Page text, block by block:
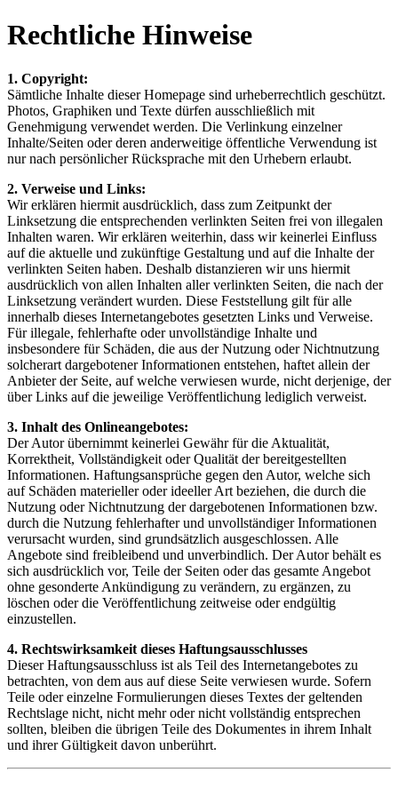
Rechtliche Hinweise
1. Copyright:
Sämtliche Inhalte dieser Homepage sind urheberrechtlich geschützt.
Photos, Graphiken und Texte dürfen ausschließlich mit
Genehmigung verwendet werden. Die Verlinkung einzelner
Inhalte/Seiten oder deren anderweitige öffentliche Verwendung ist
nur nach persönlicher Rücksprache mit den Urhebern erlaubt.
2. Verweise und Links:
Wir erklären hiermit ausdrücklich, dass zum Zeitpunkt der
Linksetzung die entsprechenden verlinkten Seiten frei von illegalen
Inhalten waren. Wir erklären weiterhin, dass wir keinerlei Einfluss
auf die aktuelle und zukünftige Gestaltung und auf die Inhalte der
verlinkten Seiten haben. Deshalb distanzieren wir uns hiermit
ausdrücklich von allen Inhalten aller verlinkten Seiten, die nach der
Linksetzung verändert wurden. Diese Feststellung gilt für alle
innerhalb dieses Internetangebotes gesetzten Links und Verweise.
Für illegale, fehlerhafte oder unvollständige Inhalte und
insbesondere für Schäden, die aus der Nutzung oder Nichtnutzung
solcherart dargebotener Informationen entstehen, haftet allein der
Anbieter der Seite, auf welche verwiesen wurde, nicht derjenige, der
über Links auf die jeweilige Veröffentlichung lediglich verweist.
3. Inhalt des Onlineangebotes:
Der Autor übernimmt keinerlei Gewähr für die Aktualität,
Korrektheit, Vollständigkeit oder Qualität der bereitgestellten
Informationen. Haftungsansprüche gegen den Autor, welche sich
auf Schäden materieller oder ideeller Art beziehen, die durch die
Nutzung oder Nichtnutzung der dargebotenen Informationen bzw.
durch die Nutzung fehlerhafter und unvollständiger Informationen
verursacht wurden, sind grundsätzlich ausgeschlossen. Alle
Angebote sind freibleibend und unverbindlich. Der Autor behält es
sich ausdrücklich vor, Teile der Seiten oder das gesamte Angebot
ohne gesonderte Ankündigung zu verändern, zu ergänzen, zu
löschen oder die Veröffentlichung zeitweise oder endgültig
einzustellen.
4. Rechtswirksamkeit dieses Haftungsausschlusses
Dieser Haftungsausschluss ist als Teil des Internetangebotes zu
betrachten, von dem aus auf diese Seite verwiesen wurde. Sofern
Teile oder einzelne Formulierungen dieses Textes der geltenden
Rechtslage nicht, nicht mehr oder nicht vollständig entsprechen
sollten, bleiben die übrigen Teile des Dokumentes in ihrem Inhalt
und ihrer Gültigkeit davon unberührt.